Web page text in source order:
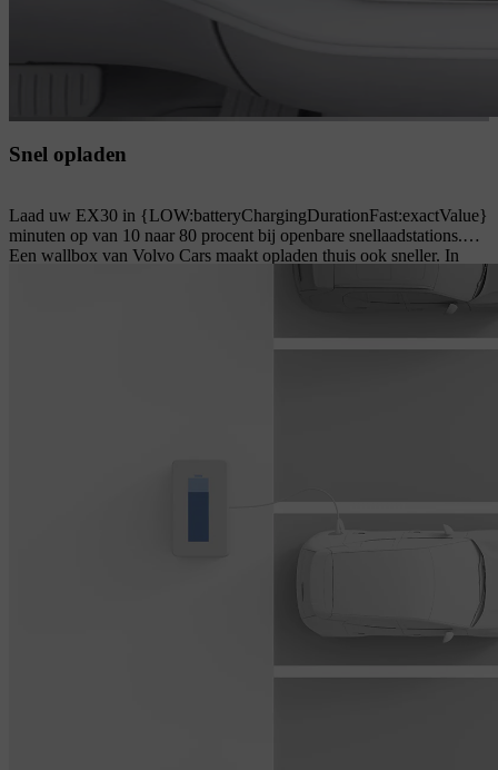
Snel opladen
Laad uw EX30 in {LOW:batteryChargingDurationFast:exactValue}
minuten op van 10 naar 80 procent bij openbare snellaadstations.
Een wallbox van Volvo Cars maakt opladen thuis ook sneller. In
wel vijf keer sneller opladen. U kunt het opladen starten en stoppen,